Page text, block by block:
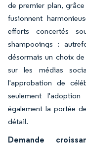
de premier plan,
fusionnent
efforts concertés
shampooings :
désormais un choix
sur les médias
l'approbation de
seulement
également la portée
détail.
Demande